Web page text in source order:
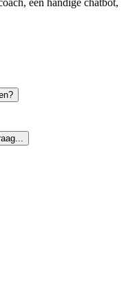
een handige chatbot,